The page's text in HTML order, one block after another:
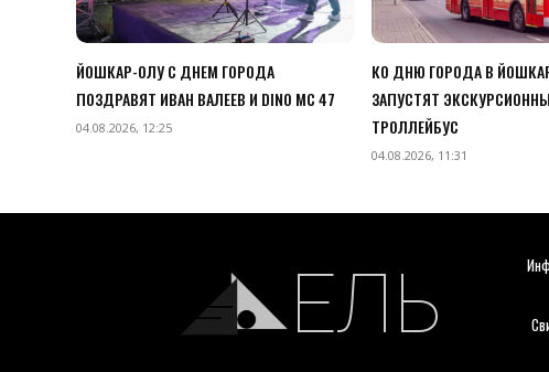
ЙОШКАР-ОЛУ С ДНЕМ ГОРОДА
ПОЗДРАВЯТ ИВАН ВАЛЕЕВ И DINO MC 47
04.08.2026, 12:25
КО ДНЮ ГОРОДА В
ЗАПУСТЯТ
ТРОЛЛЕЙБУС
04.08.2026, 11:31
ЕЛЬ